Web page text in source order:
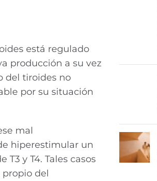
está regulado
producción a su vez
del tiroides no
por su situación
mal
hiperestimular un
y T4. Tales casos
del